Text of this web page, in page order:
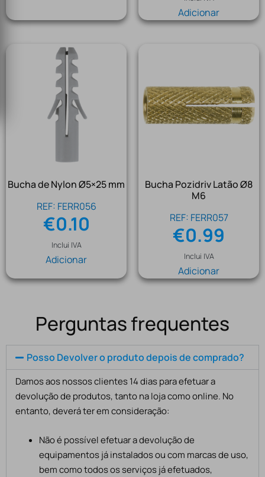
Adicionar
Bucha de Nylon Ø5×25 mm
REF: FERR056
€0.10
Inclui IVA
Adicionar
Bucha Pozidriv Latão Ø8
M6
REF: FERR057
€0.99
Inclui IVA
Adicionar
Perguntas frequentes
Posso Devolver o produto depois de comprado?
Damos aos nossos clientes 14 dias para efetuar a
devolução de produtos, tanto na loja como online. No
entanto, deverá ter em consideração:
Não é possível efetuar a devolução de
equipamentos já instalados ou com marcas de uso,
bem como todos os serviços já efetuados,